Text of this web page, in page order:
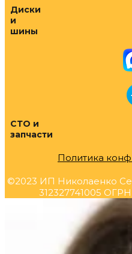
Диски
и
шины
СТО и
запчасти
Политика
©2023 ИП Николаенко
312327741005